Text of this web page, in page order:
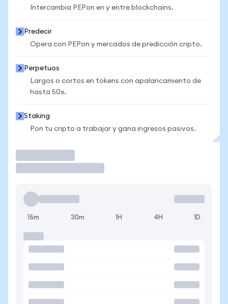
Intercambia PEPon en y entre blockchains.
Predecir
Opera con PEPon y mercados de predicción cripto.
Perpetuos
Largos o cortos en tokens con apalancamiento de
hasta 50x.
Staking
Pon tu cripto a trabajar y gana ingresos pasivos.
15m 30m 1H 4H 1D